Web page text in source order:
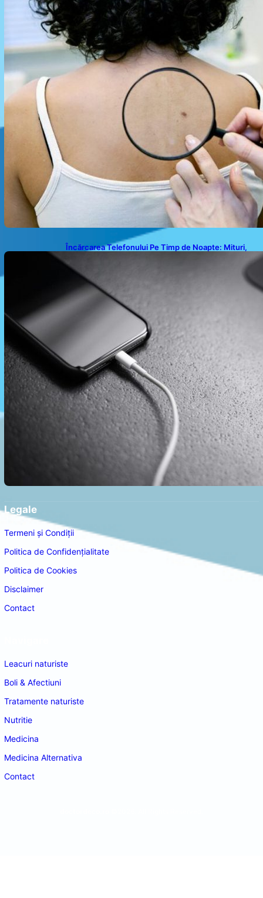
Încărcarea Telefonului Pe Timp de Noapte: Mituri,
Legale
Termeni și Condiții
Politica de Confidențialitate
Politica de Cookies
Disclaimer
Contact
Leacuri naturiste
Boli & Afectiuni
Tratamente naturiste
Nutritie
Medicina
Medicina Alternativa
Contact